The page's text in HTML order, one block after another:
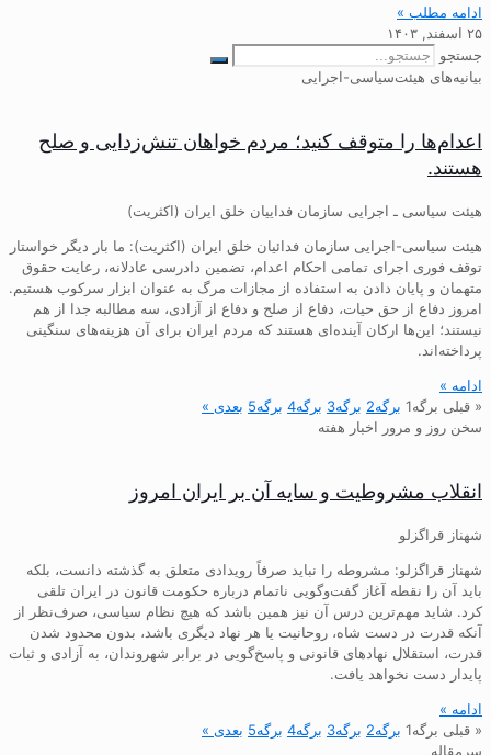
ادامه مطلب »
۲۵ اسفند, ۱۴۰۳
جستجو
بیانیه‌های هیئت‌سیاسی-اجرایی
اعدام‌ها را متوقف کنید؛ مردم خواهان تنش‌زدایی و صلح
هستند.
هیئت سیاسی ـ اجرایی سازمان فداییان خلق ایران (اکثریت)
هیئت سیاسی-اجرایی سازمان فدائیان خلق ایران (اکثریت): ما بار دیگر خواستار
توقف فوری اجرای تمامی احکام اعدام، تضمین دادرسی عادلانه، رعایت حقوق
متهمان و پایان دادن به استفاده از مجازات مرگ به عنوان ابزار سرکوب هستیم.
امروز دفاع از حق حیات، دفاع از صلح و دفاع از آزادی، سه مطالبه جدا از هم
نیستند؛ این‌ها ارکان آینده‌ای هستند که مردم ایران برای آن هزینه‌های سنگینی
پرداخته‌اند.
ادامه »
« قبلی برگه1 برگه2 برگه3 برگه4 برگه5 بعدی »
سخن روز و مرور اخبار هفته
انقلاب مشروطیت و سایه آن بر ایران امروز
شهناز قراگزلو
شهناز قراگزلو: مشروطه را نباید صرفاً رویدادی متعلق به گذشته دانست، بلکه
باید آن را نقطه آغاز گفت‌وگویی ناتمام درباره حکومت قانون در ایران تلقی
کرد. شاید مهم‌ترین درس آن نیز همین باشد که هیچ نظام سیاسی، صرف‌نظر از
آنکه قدرت در دست شاه، روحانیت یا هر نهاد دیگری باشد، بدون محدود شدن
قدرت، استقلال نهادهای قانونی و پاسخ‌گویی در برابر شهروندان، به آزادی و ثبات
پایدار دست نخواهد یافت.
ادامه »
« قبلی برگه1 برگه2 برگه3 برگه4 برگه5 بعدی »
سرمقاله